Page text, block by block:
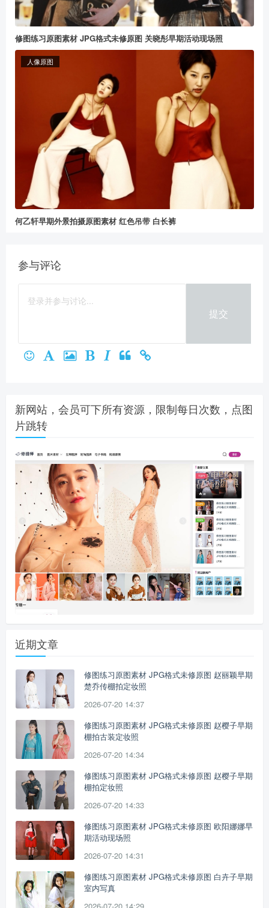
修图练习原图素材 JPG格式未修原图 关晓彤早期活动现场照
人像原图
何乙轩早期外景拍摄原图素材 红色吊带 白长裤
参与评论
提交
新网站，会员可下所有资源，限制每日次数，点图
片跳转
近期文章
修图练习原图素材 JPG格式未修原图 赵丽颖早期
楚乔传棚拍定妆照
2026-07-20 14:37
修图练习原图素材 JPG格式未修原图 赵樱子早期
棚拍古装定妆照
2026-07-20 14:34
修图练习原图素材 JPG格式未修原图 赵樱子早期
棚拍定妆照
2026-07-20 14:33
修图练习原图素材 JPG格式未修原图 欧阳娜娜早
期活动现场照
2026-07-20 14:31
修图练习原图素材 JPG格式未修原图 白卉子早期
室内写真